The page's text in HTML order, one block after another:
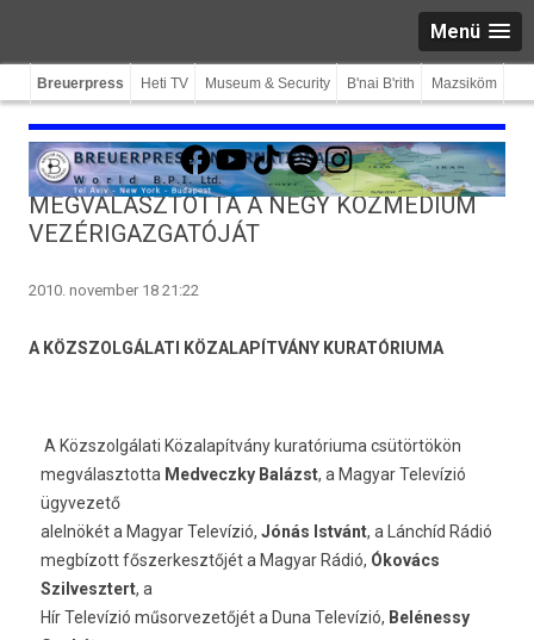
Menü
Breuerpress Heti TV Museum & Security B'nai B'rith Mazsiköm
Facebook
YouTube
TikTokSpotifyInstagram
MEGVÁLASZTOTTA A NÉGY KÖZMÉDIUM
VEZÉRIGAZGATÓJÁT
2010. november 18 21:22
A KÖZSZOLGÁLATI KÖZALAPÍTVÁNY KURATÓRIUMA
A Közszolgálati Közalapítvány kuratóriuma csütörtökön
megválasztotta Medveczky Balázst, a Magyar Televízió
ügyvezető
alelnökét a Magyar Televízió, Jónás Istvánt, a Lánchíd Rádió
megbízott főszerkesztőjét a Magyar Rádió, Ókovács
Szilvesztert, a
Hír Televízió műsorvezetőjét a Duna Televízió, Belénessy